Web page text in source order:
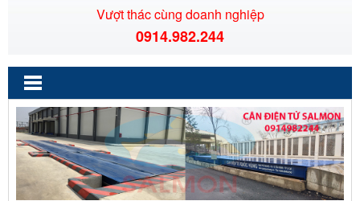
Vượt thác cùng doanh nghiệp
0914.982.244